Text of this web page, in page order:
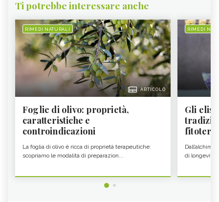
Ti potrebbe interessare anche
RIMEDI NATURALI
ARTICOLO
Foglie di olivo: proprietà,
caratteristiche e
controindicazioni
La foglia di olivo è ricca di proprietà terapeutiche:
scopriamo le modalità di preparazion...
RIMEDI
Gli
fitoter...
di longevità